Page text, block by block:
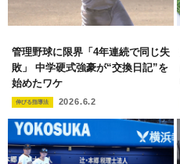
管理野球に限界「4年連続で同じ失
敗」 中学硬式強豪が“交換日記”を
始めたワケ
伸びる指導法 2026.6.2